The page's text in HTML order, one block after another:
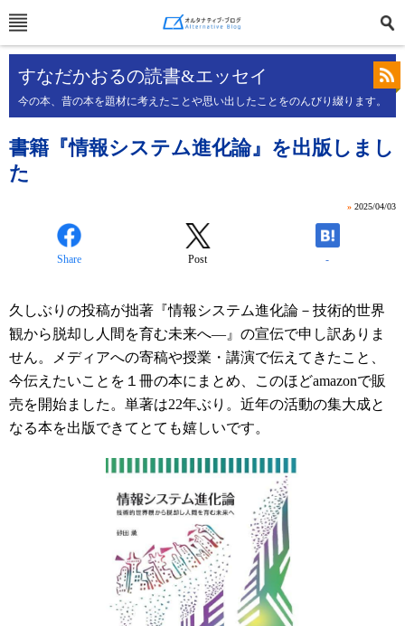
すなだかおるの読書&エッセイ
今の本、昔の本を題材に考えたことや思い出したことをのんびり綴ります。
書籍『情報システム進化論』を出版しまし
た
» 2025/04/03
Share Post -
久しぶりの投稿が拙著『情報システム進化論－技術的世界
観から脱却し人間を育む未来へ―』の宣伝で申し訳ありま
せん。メディアへの寄稿や授業・講演で伝えてきたこと、
今伝えたいことを１冊の本にまとめ、このほどamazonで販
売を開始ました。単著は22年ぶり。近年の活動の集大成と
なる本を出版できてとても嬉しいです。